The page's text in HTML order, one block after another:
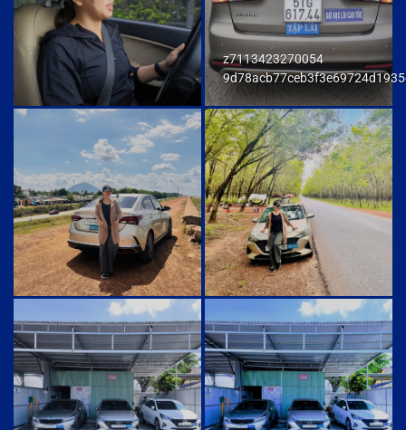
z7113423270054